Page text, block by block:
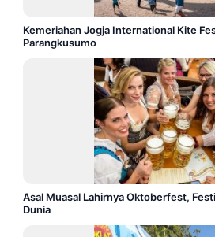
Kemeriahan Jogja International Kite
Parangkusumo
Asal Muasal Lahirnya Oktoberfest,
Dunia